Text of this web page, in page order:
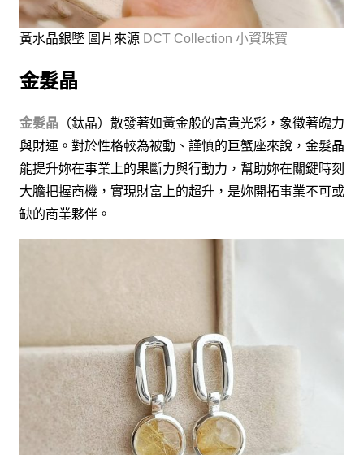
黃水晶銀墜 圖片來源 DCT Collection 小資珠寶
金髮晶
金髮晶 （鈦晶）散發著如黃金般的富貴光彩，象徵著魄力
與財運。對於性格較為被動、謹慎的巨蟹座來說，金髮晶
能提升妳在事業上的果斷力與行動力，幫助妳在關鍵時刻
大膽把握商機，實現財富上的超升，是妳開拓事業不可或
缺的商業夥伴。